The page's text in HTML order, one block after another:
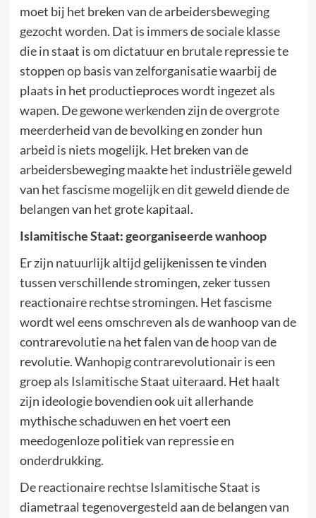
moet bij het breken van de arbeidersbeweging
gezocht worden. Dat is immers de sociale klasse
die in staat is om dictatuur en brutale repressie te
stoppen op basis van zelforganisatie waarbij de
plaats in het productieproces wordt ingezet als
wapen. De gewone werkenden zijn de overgrote
meerderheid van de bevolking en zonder hun
arbeid is niets mogelijk. Het breken van de
arbeidersbeweging maakte het industriële geweld
van het fascisme mogelijk en dit geweld diende de
belangen van het grote kapitaal.
Islamitische Staat: georganiseerde wanhoop
Er zijn natuurlijk altijd gelijkenissen te vinden
tussen verschillende stromingen, zeker tussen
reactionaire rechtse stromingen. Het fascisme
wordt wel eens omschreven als de wanhoop van de
contrarevolutie na het falen van de hoop van de
revolutie. Wanhopig contrarevolutionair is een
groep als Islamitische Staat uiteraard. Het haalt
zijn ideologie bovendien ook uit allerhande
mythische schaduwen en het voert een
meedogenloze politiek van repressie en
onderdrukking.
De reactionaire rechtse Islamitische Staat is
diametraal tegenovergesteld aan de belangen van